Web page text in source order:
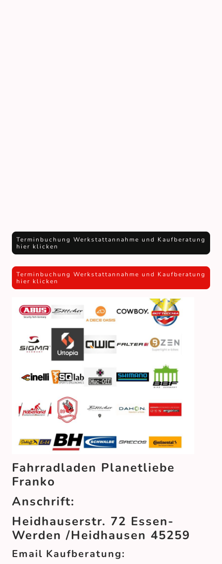
Terminbuchung Werkstattannahme und Kaufberatung
hier klicken
Terminbuchung Werkstattannahme und Kaufberatung
hier klicken
Fahrradladen Planetliebe
Franko
Anschrift:
Heidhauserstr. 72 Essen-
Werden /Heidhausen 45259
Email Kaufberatung: